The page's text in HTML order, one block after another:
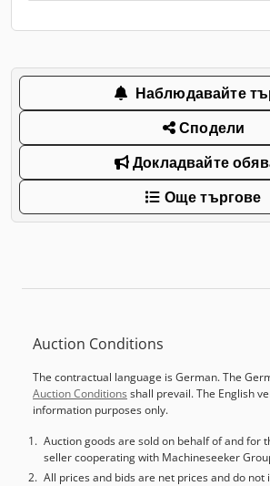
Наблюдавайте
Сподели
Докладвайте
Още търгове
Auction Conditions
The contractual language is German. The
Auction Conditions shall prevail. The English
information purposes only.
Auction goods are sold on behalf of and for
seller cooperating with Machineseeker
All prices and bids are net prices and do not